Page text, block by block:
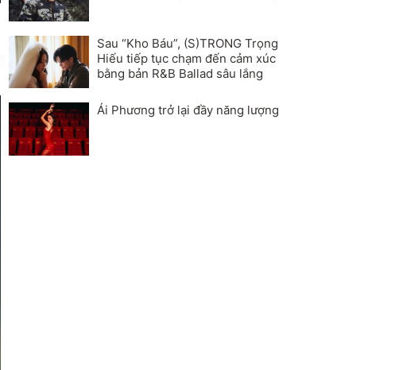
Sau “Kho Báu”, (S)TRONG Trọng
Hiếu tiếp tục chạm đến cảm xúc
bằng bản R&B Ballad sâu lắng
Ái Phương trở lại đầy năng lượng